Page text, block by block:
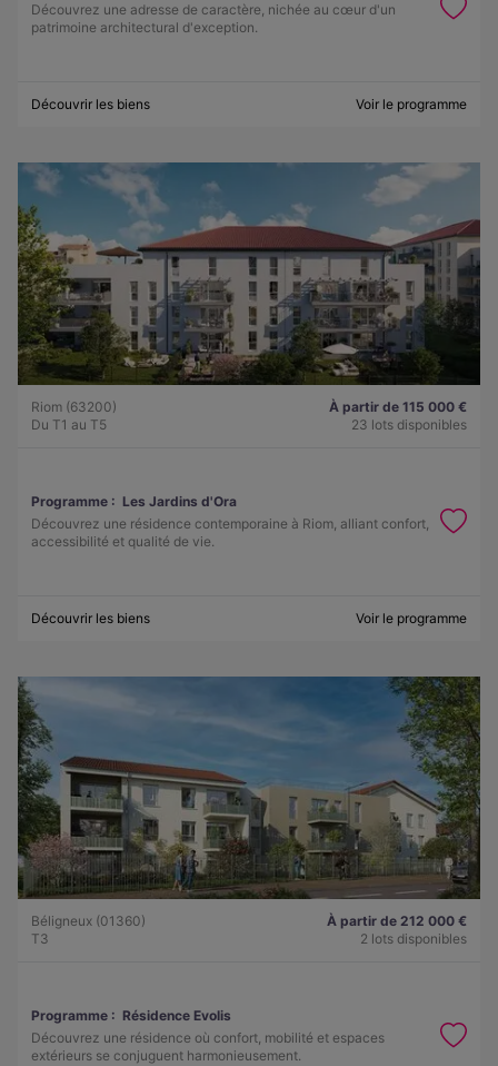
Découvrez une adresse de caractère, nichée au cœur d'un
patrimoine architectural d'exception.
Découvrir les biens Voir le programme
Riom (63200)
Du T1 au T5
À partir de 115 000 €
23 lots disponibles
Programme : Les Jardins d'Ora
Découvrez une résidence contemporaine à Riom, alliant confort,
accessibilité et qualité de vie.
Découvrir les biens Voir le programme
Béligneux (01360)
T3
À partir de 212 000 €
2 lots disponibles
Programme : Résidence Evolis
Découvrez une résidence où confort, mobilité et espaces
extérieurs se conjuguent harmonieusement.